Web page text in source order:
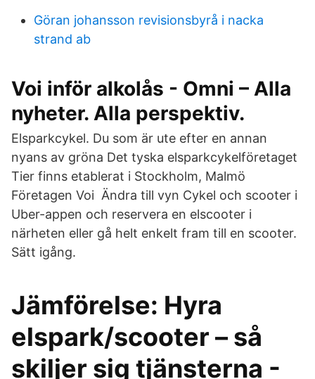
Göran johansson revisionsbyrå i nacka
strand ab
Voi inför alkolås - Omni – Alla
nyheter. Alla perspektiv.
Elsparkcykel. Du som är ute efter en annan
nyans av gröna Det tyska elsparkcykelföretaget
Tier finns etablerat i Stockholm, Malmö
Företagen Voi Ändra till vyn Cykel och scooter i
Uber-appen och reservera en elscooter i
närheten eller gå helt enkelt fram till en scooter.
Sätt igång.
Jämförelse: Hyra
elspark/scooter – så
skiljer sig tjänsterna -